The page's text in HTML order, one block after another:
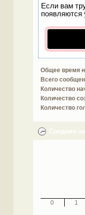
Если вам
появляются
Общее время
Всего
Количество
Количество
Количество
Средняя
0 1